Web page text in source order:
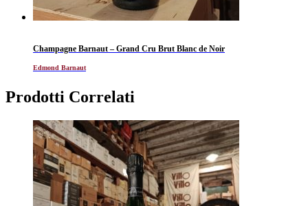
Champagne Barnaut – Grand Cru Brut Blanc de Noir
Edmond Barnaut
Prodotti Correlati